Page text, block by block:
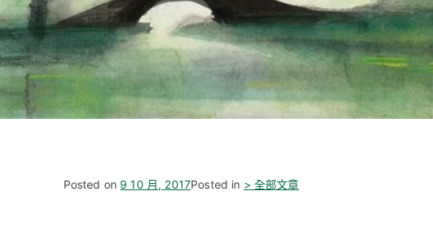
Posted on 9 10 月, 2017Posted in > 全部文章